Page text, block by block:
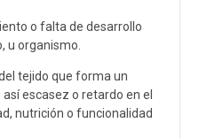
o falta de desarrollo
u organismo.
tejido que forma un
escasez o retardo en el
nutrición o funcionalidad